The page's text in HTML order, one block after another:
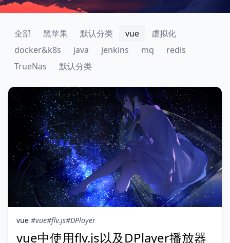
全部 黑苹果 默认分类 vue
虚拟化
docker&k8s
java jenkins mq
redis
TrueNas
默认分类
vue #vue#flv.js#DPlayer
vue中使用flv.js以及DPlayer播放器